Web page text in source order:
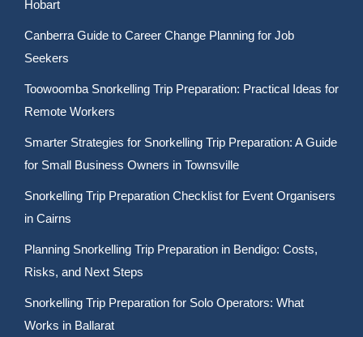
Hobart
Canberra Guide to Career Change Planning for Job
Seekers
Toowoomba Snorkelling Trip Preparation: Practical Ideas for
Remote Workers
Smarter Strategies for Snorkelling Trip Preparation: A Guide
for Small Business Owners in Townsville
Snorkelling Trip Preparation Checklist for Event Organisers
in Cairns
Planning Snorkelling Trip Preparation in Bendigo: Costs,
Risks, and Next Steps
Snorkelling Trip Preparation for Solo Operators: What
Works in Ballarat